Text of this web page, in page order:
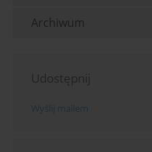
Archiwum
Udostępnij
Wyślij mailem